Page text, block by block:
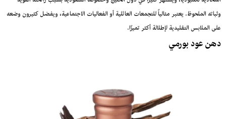
وثباته الملحوظ. يعتبر مثالياً للتجمعات العائلية أو الفعاليات الاجتماعية، ويفضل كثيرون وضعه
على الملابس التقليدية لإطلالة أكثر تميزًا.
دهن عود بورمي